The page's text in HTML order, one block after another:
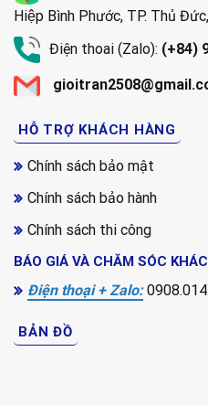
Hiệp Bình Phước, TP. Thủ
Điện thoai (Zalo): (+84)
HỖ TRỢ KHÁCH HÀNG
Chính sách bảo mật
Chính sách bảo hành
Chính sách thi công
BÁO GIÁ VÀ CHĂM SÓC
Điện thoại + Zalo:
BẢN ĐỒ